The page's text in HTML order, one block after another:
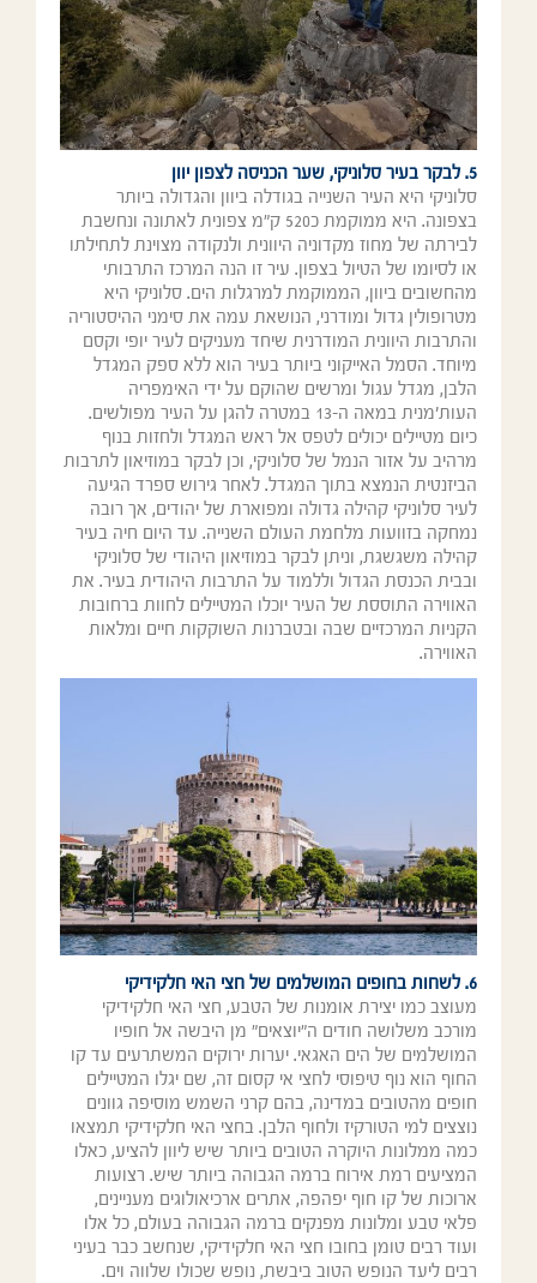
5. לבקר בעיר סלוניקי, שער הכניסה לצפון יוון
סלוניקי היא העיר השנייה בגודלה ביוון והגדולה ביותר
בצפונה. היא ממוקמת כ520 ק"מ צפונית לאתונה ונחשבת
לבירתה של מחוז מקדוניה היוונית ולנקודה מצוינת לתחילתו
או לסיומו של הטיול בצפון. עיר זו הנה המרכז התרבותי
מהחשובים ביוון, הממוקמת למרגלות הים. סלוניקי היא
מטרופולין גדול ומודרני, הנושאת עמה את סימני ההיסטוריה
והתרבות היוונית המודרנית שיחד מעניקים לעיר יופי וקסם
מיוחד. הסמל האייקוני ביותר בעיר הוא ללא ספק המגדל
הלבן, מגדל עגול ומרשים שהוקם על ידי האימפריה
העות'מנית במאה ה-13 במטרה להגן על העיר מפולשים.
כיום מטיילים יכולים לטפס אל ראש המגדל ולחזות בנוף
מרהיב על אזור הנמל של סלוניקי, וכן לבקר במוזיאון לתרבות
הביזנטית הנמצא בתוך המגדל. לאחר גירוש ספרד הגיעה
לעיר סלוניקי קהילה גדולה ומפוארת של יהודים, אך רובה
נמחקה בזוועות מלחמת העולם השנייה. עד היום חיה בעיר
קהילה משגשגת, וניתן לבקר במוזיאון היהודי של סלוניקי
ובבית הכנסת הגדול וללמוד על התרבות היהודית בעיר. את
האווירה התוססת של העיר יוכלו המטיילים לחוות ברחובות
הקניות המרכזיים שבה ובטברנות השוקקות חיים ומלאות
האווירה.
6. לשחות בחופים המושלמים של חצי האי חלקידיקי
מעוצב כמו יצירת אומנות של הטבע, חצי האי חלקידיקי
מורכב משלושה חודים ה"יוצאים" מן היבשה אל חופיו
המושלמים של הים האגאי. יערות ירוקים המשתרעים עד קו
החוף הוא נוף טיפוסי לחצי אי קסום זה, שם יגלו המטיילים
חופים מהטובים במדינה, בהם קרני השמש מוסיפה גוונים
נוצצים למי הטורקיז ולחוף הלבן. בחצי האי חלקידיקי תמצאו
כמה ממלונות היוקרה הטובים ביותר שיש ליוון להציע, כאלו
המציעים רמת אירוח ברמה הגבוהה ביותר שיש. רצועות
ארוכות של קו חוף יפהפה, אתרים ארכיאולוגים מעניינים,
פלאי טבע ומלונות מפנקים ברמה הגבוהה בעולם, כל אלו
ועוד רבים טומן בחובו חצי האי חלקידיקי, שנחשב כבר בעיני
רבים ליעד הנופש הטוב ביבשת, נופש שכולו שלווה וים.